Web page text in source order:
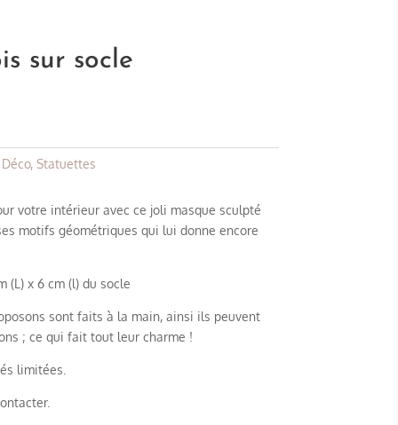
sur socle
Déco, Statuettes
votre intérieur avec ce joli masque sculpté
motifs géométriques qui lui donne encore
(L) x 6 cm (l) du socle
sont faits à la main, ainsi ils peuvent
; ce qui fait tout leur charme !
limitées.